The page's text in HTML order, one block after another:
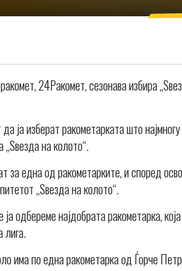
24Ракомет, сезонава избира
ја изберат ракометарката што
на колото“.
за една од ракометарките, и според
„Ѕвезда на колото“.
одбереме најдобрата ракометарка,
лига.
има по една ракометарка од Ѓорче